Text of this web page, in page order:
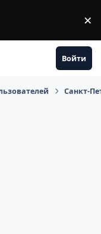
×
Войти
Санкт-